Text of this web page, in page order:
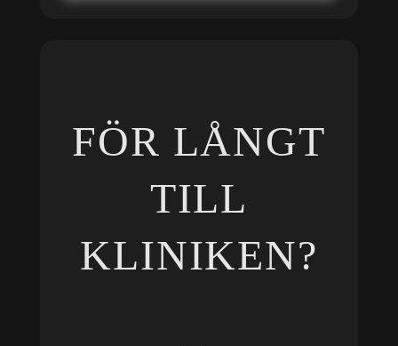
FÖR LÅNGT
TILL
KLINIKEN?